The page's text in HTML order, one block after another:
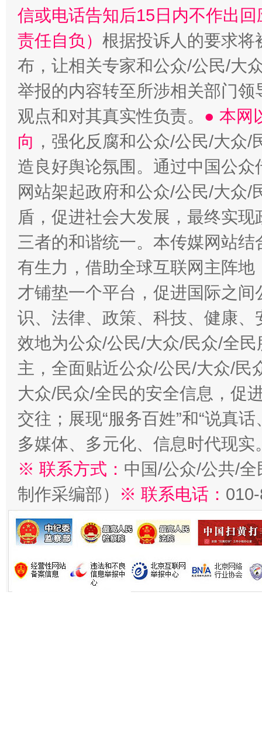
信或电话告知后15日内不作出
责任自负） 根据投诉人的要求将
布，让相关专家和公众/公民/大
举报的内容转至所涉相关部门
观点和对其真实性负责。 ● 本网
向 ，强化反腐和公众/公民/大众
造良好舆论氛围。通过中国公
网站架起政府和公众/公民/大众
盾，促进社会大发展，最终实
三者的和谐统一。本传媒网站
有生力，借助全球互联网主阵
才铺垫一个平台，促进国际之
识、法律、政策、科技、健康
效地为公众/公民/大众/民众/全
主，全面贴近公众/公民/大众/民
大众/民众/全民的安全信息，促
交往；展现“服务百姓”和“说真
多媒体、多元化、信息时代现实
※ 联系方式： 中国/公众/公共/
制作采编部）
※ 联系电话：